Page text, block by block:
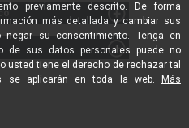
previamente descrito. De forma
más detallada y cambiar sus
su consentimiento. Tenga en
de sus datos personales puede no
usted tiene el derecho de rechazar tal
se aplicarán en toda la web.
Más